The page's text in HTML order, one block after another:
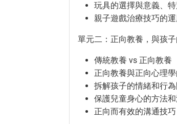
玩具的選擇與意義、
親子遊戲治療技巧的運
單元二：正向教養，與孩
傳統教養 vs 正向教養
正向教養與正向心理
拆解孩子的情緒和行
保護兒童身心的方法和
正向而有效的溝通技巧